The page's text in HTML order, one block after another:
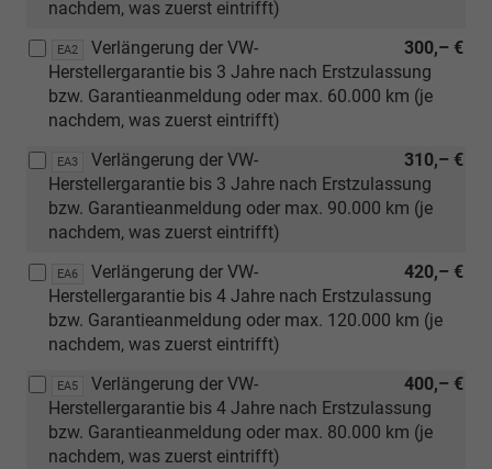
nachdem, was zuerst eintrifft)
EA2 300,– €
Verlängerung der VW-
Herstellergarantie bis 3 Jahre nach Erstzulassung
bzw. Garantieanmeldung oder max. 60.000 km (je
nachdem, was zuerst eintrifft)
EA3 310,– €
Verlängerung der VW-
Herstellergarantie bis 3 Jahre nach Erstzulassung
bzw. Garantieanmeldung oder max. 90.000 km (je
nachdem, was zuerst eintrifft)
EA6 420,– €
Verlängerung der VW-
Herstellergarantie bis 4 Jahre nach Erstzulassung
bzw. Garantieanmeldung oder max. 120.000 km (je
nachdem, was zuerst eintrifft)
EA5 400,– €
Verlängerung der VW-
Herstellergarantie bis 4 Jahre nach Erstzulassung
bzw. Garantieanmeldung oder max. 80.000 km (je
nachdem, was zuerst eintrifft)